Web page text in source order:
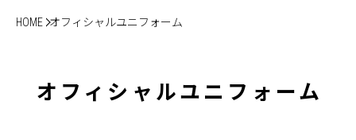
HOME オフィシャルユニフォーム
オフィシャルユニフォーム